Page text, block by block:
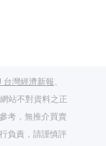
台灣經濟新報
站不對資料之正
考，無推介買賣
負責，請謹慎評